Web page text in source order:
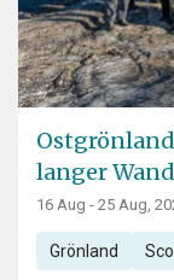
langer
16 Aug - 25 Aug,
Grönland